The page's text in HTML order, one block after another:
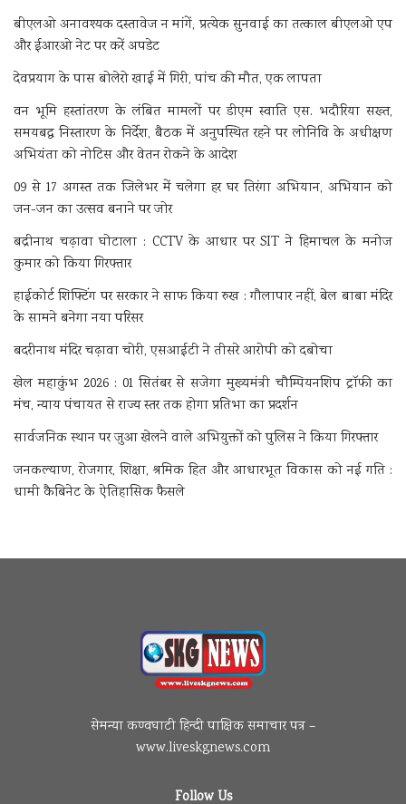
बीएलओ अनावश्यक दस्तावेज न मांगें, प्रत्येक सुनवाई का तत्काल बीएलओ एप
और ईआरओ नेट पर करें अपडेट
देवप्रयाग के पास बोलेरो खाई में गिरी, पांच की मौत, एक लापता
वन भूमि हस्तांतरण के लंबित मामलों पर डीएम स्वाति एस. भदौरिया सख्त,
समयबद्ध निस्तारण के निर्देश, बैठक में अनुपस्थित रहने पर लोनिवि के अधीक्षण
अभियंता को नोटिस और वेतन रोकने के आदेश
09 से 17 अगस्त तक जिलेभर में चलेगा हर घर तिरंगा अभियान, अभियान को
जन-जन का उत्सव बनाने पर जोर
बद्रीनाथ चढ़ावा घोटाला : CCTV के आधार पर SIT ने हिमाचल के मनोज
कुमार को किया गिरफ्तार
हाईकोर्ट शिफ्टिंग पर सरकार ने साफ किया रुख : गौलापार नहीं, बेल बाबा मंदिर
के सामने बनेगा नया परिसर
बदरीनाथ मंदिर चढ़ावा चोरी, एसआईटी ने तीसरे आरोपी को दबोचा
खेल महाकुंभ 2026 : 01 सितंबर से सजेगा मुख्यमंत्री चौम्पियनशिप ट्रॉफी का
मंच, न्याय पंचायत से राज्य स्तर तक होगा प्रतिभा का प्रदर्शन
सार्वजनिक स्थान पर जुआ खेलने वाले अभियुक्तों को पुलिस ने किया गिरफ्तार
जनकल्याण, रोजगार, शिक्षा, श्रमिक हित और आधारभूत विकास को नई गति :
धामी कैबिनेट के ऐतिहासिक फैसले
सेमन्या कण्वघाटी हिन्दी पाक्षिक समाचार पत्र –
www.liveskgnews.com
Follow Us